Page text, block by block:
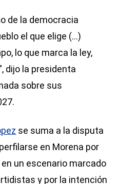
de la democracia
el que elige (...)
lo que marca la ley,
dijo la presidenta
sobre sus
se suma a la disputa
en Morena por
un escenario marcado
y por la intención